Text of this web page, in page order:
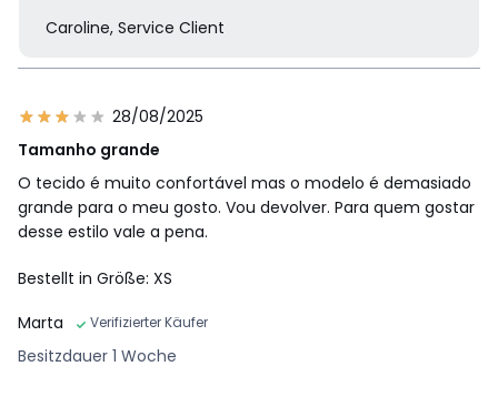
Caroline, Service Client
28/08/2025
Tamanho grande
O tecido é muito confortável mas o modelo é demasiado
grande para o meu gosto. Vou devolver. Para quem gostar
desse estilo vale a pena.
Bestellt in Größe: XS
Marta
Verifizierter Käufer
Besitzdauer 1 Woche